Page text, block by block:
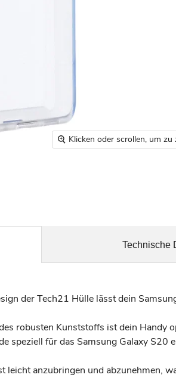
Klicken oder scrollen, um zu
der Tech21 Hülle lässt dein
robusten Kunststoffs ist dein Handy
speziell für das Samsung Galaxy
leicht anzubringen und abzunehmen,
Technische